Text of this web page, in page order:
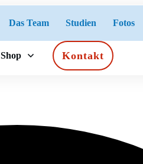
Das Team Studien Fotos
Shop Kontakt